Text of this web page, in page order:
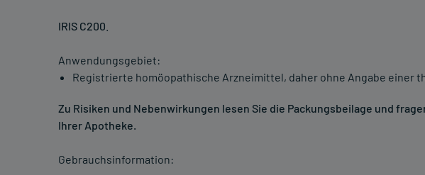
IRIS C200
Anwendungsgebiet:
Registrierte homöopathische Arzneimittel, daher ohne Angabe einer
Zu Risiken und Nebenwirkungen lesen Sie die Packungsbeilage und
Ihrer Apotheke.
Gebrauchsinformation: